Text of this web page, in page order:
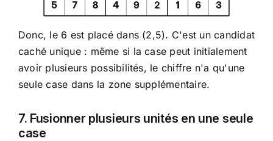
Donc, le 6 est placé dans (2,5). C'est un candidat
caché unique : même si la case peut initialement
avoir plusieurs possibilités, le chiffre n'a qu'une
seule case dans la zone supplémentaire.
7. Fusionner plusieurs unités en une seule
case